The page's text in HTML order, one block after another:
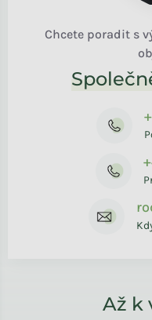
Chcete poradit s
Až k